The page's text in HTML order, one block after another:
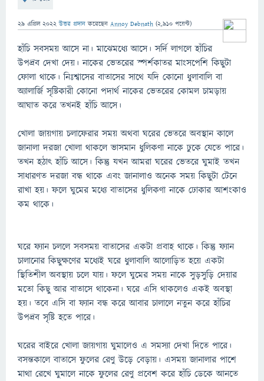
29 এপ্রিল 2022 উত্তর প্রদান করেছেন Annoy Debnath (2,910 পয়েন্ট)
হাঁচি সবসময় আসে না। মাঝেমধ্যে আসে। সর্দি লাগলে হাঁচির
উপদ্রব দেখা দেয়। নাকের ভেতরের স্পর্শকাতর মাংসপেশি কিছুটা
ফোলা থাকে। নিঃশ্বাসের বাতাসের সাথে যদি কোনো ধুলাবালি বা
অ্যালার্জি সৃষ্টিকারী কোনো পদার্থ নাকের ভেতরের কোমল চামড়ায়
আঘাত করে তখনই হাঁচি আসে।
খোলা জায়গায় চলাফেরার সময় অথবা ঘরের ভেতরে অবস্থান কালে
জানালা দরজা খোলা থাকলে ভাসমান ধুলিকণা নাকে ঢুকে যেতে পারে।
তখন হঠাৎ হাঁচি আসে। কিন্তু যখন আমরা ঘরের ভেতরে ঘুমাই তখন
সাধারণত দরজা বন্ধ থাকে এবং জানালাও অনেক সময় কিছুটা টেনে
রাখা হয়। ফলে ঘুমের মধ্যে বাতাসের ধুলিকণা নাকে ঢোকার আশংকাও
কম থাকে।
ঘরে ফ্যান চললে সবসময় বাতাসের একটা প্রবাহ থাকে। কিন্তু ফ্যান
চালানোর কিছুক্ষণের মধ্যেই ঘরে ধুলাবালি আলোড়িত হয়ে একটা
স্থিতিশীল অবস্থায় চলে যায়। ফলে ঘুমের সময় নাকে সুড়সুড়ি দেয়ার
মতো কিছু আর বাতাসে থাকেনা। ঘরে এসি থাকলেও একই অবস্থা
হয়। তবে এসি বা ফ্যান বন্ধ করে আবার চালালে নতুন করে হাঁচির
উপদ্রব সৃষ্টি হতে পারে।
ঘরের বাইরে খোলা জায়গায় ঘুমালেও এ সমস্যা দেখা দিতে পারে।
বসন্তকালে বাতাসে ফুলের রেণু উড়ে বেড়ায়। এসময় জানালার পাশে
মাথা রেখে ঘুমালে নাকে ফুলের রেণু প্রবেশ করে হাঁচি ডেকে আনতে